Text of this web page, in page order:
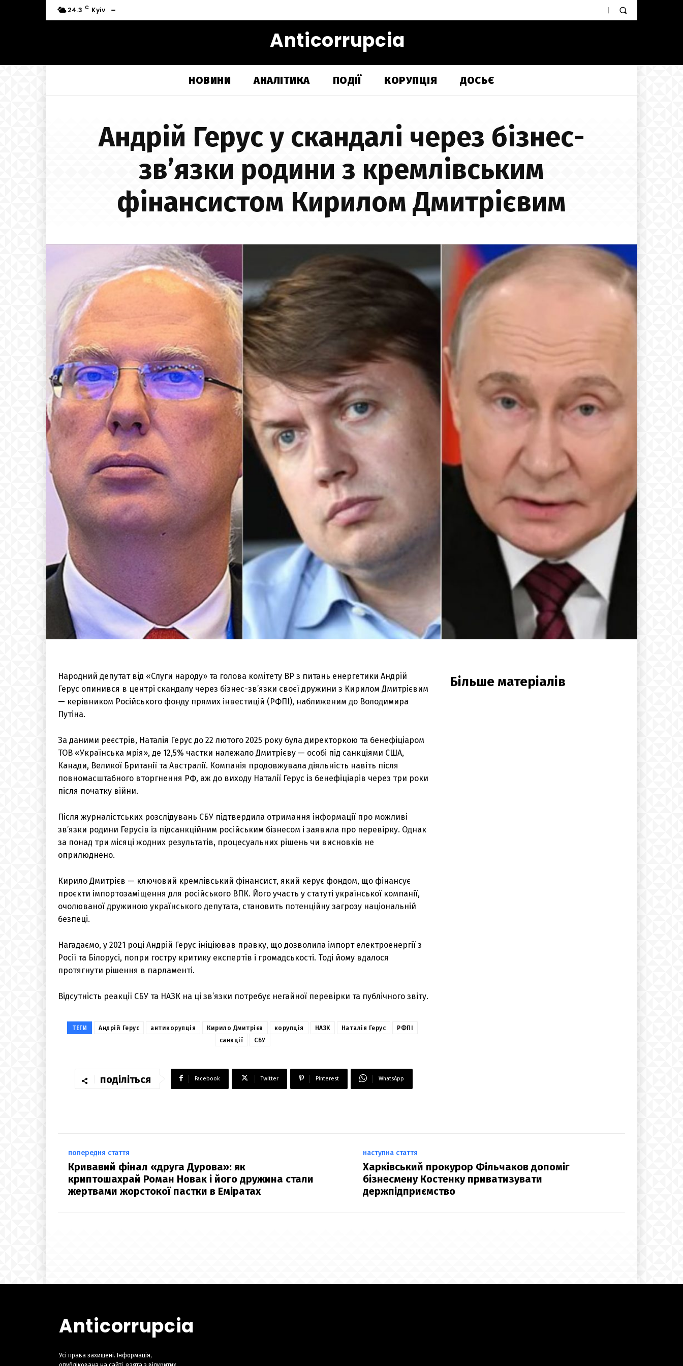
24.3 C Kyiv
Anticorrupcia
НОВИНИ АНАЛІТИКА ПОДІЇ КОРУПЦІЯ ДОСЬЄ
Андрій Герус у скандалі через бізнес-
зв’язки родини з кремлівським
фінансистом Кирилом Дмитрієвим
Народний депутат від «Слуги народу» та голова комітету ВР з питань енергетики Андрій
Герус опинився в центрі скандалу через бізнес-зв’язки своєї дружини з Кирилом Дмитрієвим
— керівником Російського фонду прямих інвестицій (РФПІ), наближеним до Володимира
Путіна.
За даними реєстрів, Наталія Герус до 22 лютого 2025 року була директоркою та бенефіціаром
ТОВ «Українська мрія», де 12,5% частки належало Дмитрієву — особі під санкціями США,
Канади, Великої Британії та Австралії. Компанія продовжувала діяльність навіть після
повномасштабного вторгнення РФ, аж до виходу Наталії Герус із бенефіціарів через три роки
після початку війни.
Після журналістських розслідувань СБУ підтвердила отримання інформації про можливі
зв’язки родини Герусів із підсанкційним російським бізнесом і заявила про перевірку. Однак
за понад три місяці жодних результатів, процесуальних рішень чи висновків не
оприлюднено.
Кирило Дмитрієв — ключовий кремлівський фінансист, який керує фондом, що фінансує
проєкти імпортозаміщення для російського ВПК. Його участь у статуті української компанії,
очолюваної дружиною українського депутата, становить потенційну загрозу національній
безпеці.
Нагадаємо, у 2021 році Андрій Герус ініціював правку, що дозволила імпорт електроенергії з
Росії та Білорусі, попри гостру критику експертів і громадськості. Тоді йому вдалося
протягнути рішення в парламенті.
Відсутність реакції СБУ та НАЗК на ці зв’язки потребує негайної перевірки та публічного звіту.
ТЕГИ Андрій Герус антикорупція Кирило Дмитрієв корупція НАЗК Наталія Герус
РФПІ
санкції
СБУ
поділіться Facebook Twitter Pinterest WhatsApp
Більше матеріалів
попередня стаття
Кривавий фінал «друга Дурова»: як
криптошахрай Роман Новак і його дружина стали
жертвами жорстокої пастки в Еміратах
наступна стаття
Харківський прокурор Фільчаков допоміг
бізнесмену Костенку приватизувати
держпідприємство
Anticorrupcia
Усі права захищені. Інформація,